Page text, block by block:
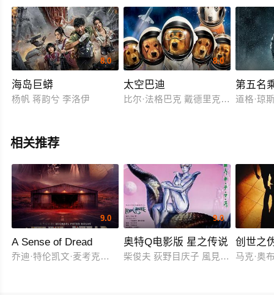
8.0
海岛巨蟒
杨帆 蒋韵兮 李洛伊
8.0
太空巴迪
比尔·法格巴克 戴德里克·巴德 凯文·
第五名
道格·琼
相关推荐
9.0
A Sense of Dread
乔迪·特伦凯文·麦考克尔虹膜
9.0
奥特Q电影版 星之传说
柴俊夫 荻野目庆子 風見しんご
创世之
马克·奥